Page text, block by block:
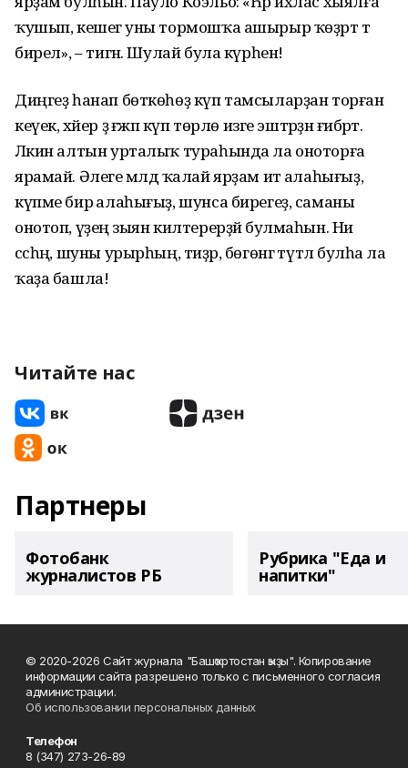
ҡушып, кешегә уны тормошҡа ашырыр ҡөҙрәт тә
бирелә», – тигән. Шулай була күрһен!
Диңгеҙ һанап бөткөһөҙ күп тамсыларҙан торған
кеүек, хәйер ҙә ғәжәп күп төрлө изге эштәрҙән ғибәрәт.
Ләкин алтын урталыҡ тураһында ла оноторға
ярамай. Әлеге мәлдә ҡалай ярҙам итә алаһығыҙ,
күпме бирә алаһығыҙ, шунса бирегеҙ, саманы
онотоп, үҙеңә зыян килтерерҙәй булмаһын. Ни
сәсһәң, шуны урырһың, тиҙәр, бөгөнгә түтәл булһа ла
ҡаҙа башла!
Читайте нас
Партнеры
Фотобанк
журналистов РБ
Рубрика "Еда и
напитки"
© 2020-2026 Сайт журнала "Башҡортостан ҡыҙы". Копирование
информации сайта разрешено только с письменного согласия
администрации.
Об использовании персональных данных
Телефон
8 (347) 273-26-89